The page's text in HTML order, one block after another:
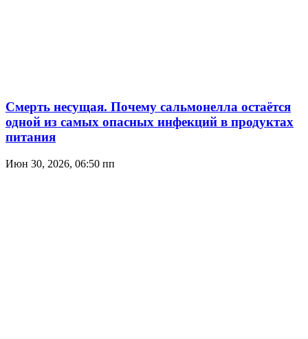
Смерть несущая. Почему сальмонелла остаётся
одной из самых опасных инфекций в продуктах
питания
Июн 30, 2026, 06:50 пп